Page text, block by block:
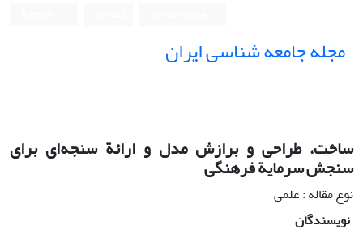
مجله جامعه شناسی ایران
ساخت، طراحی و برازش مدل و ارائة سنجه‌ای برای
سنجش سرمایة فرهنگی
نوع مقاله : علمی
نویسندگان